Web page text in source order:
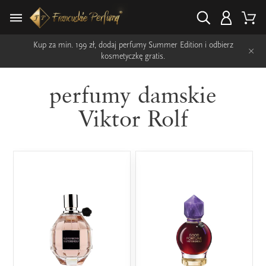
Kup za min. 199 zł, dodaj perfumy Summer Edition i odbierz
kosmetyczkę gratis.
×
perfumy damskie
Viktor Rolf